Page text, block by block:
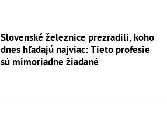
Slovenské železnice prezradili, koho
dnes hľadajú najviac: Tieto profesie
sú mimoriadne žiadané